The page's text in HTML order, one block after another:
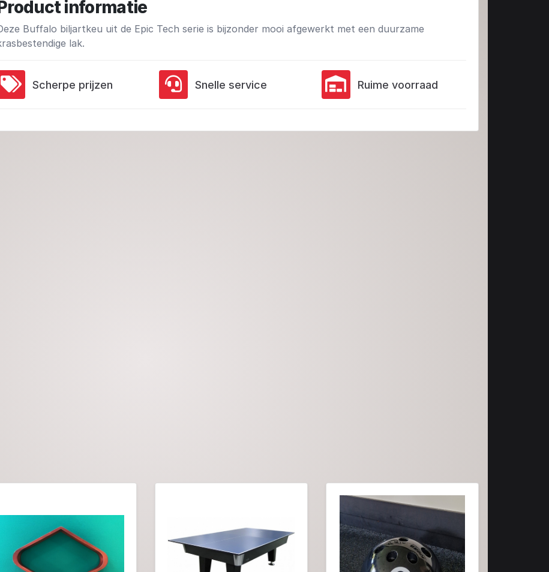
informatie
Buffalo biljartkeu uit de Epic Tech serie is bijzonder mooi afgewerkt met een duurzame
lak.
Scherpe prijzen Snelle service Ruime voorraad